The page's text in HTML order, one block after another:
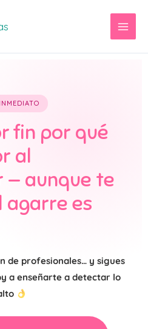
fin por qué
al
aunque te
agarre es
de profesionales… y sigues
a enseñarte a detectar lo